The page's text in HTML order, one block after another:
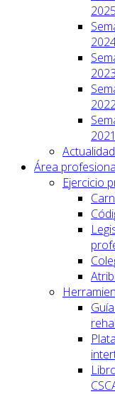
2025
2023
2021
Área
Ejercicio